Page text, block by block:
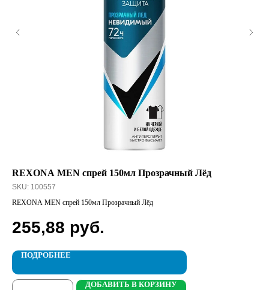
REXONA MEN спрей 150мл Прозрачный Лёд
SKU: 100557
REXONA MEN спрей 150мл Прозрачный Лёд
255,88 руб.
ПОДРОБНЕЕ
ДОБАВИТЬ В КОРЗИНУ